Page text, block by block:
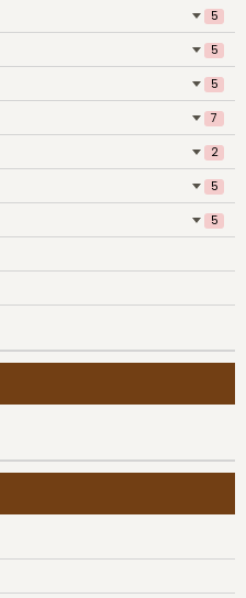
5
5
5
7
2
5
5